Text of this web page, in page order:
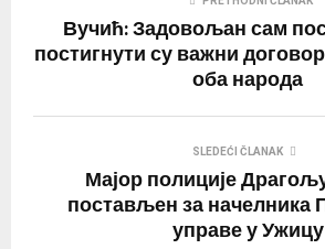
Вучић: Задовољан сам
постигнути су важни
оба народа
SLEDEĆI ČLANAK
Мајор полиције
постављен за начелника
управе у Ужицу